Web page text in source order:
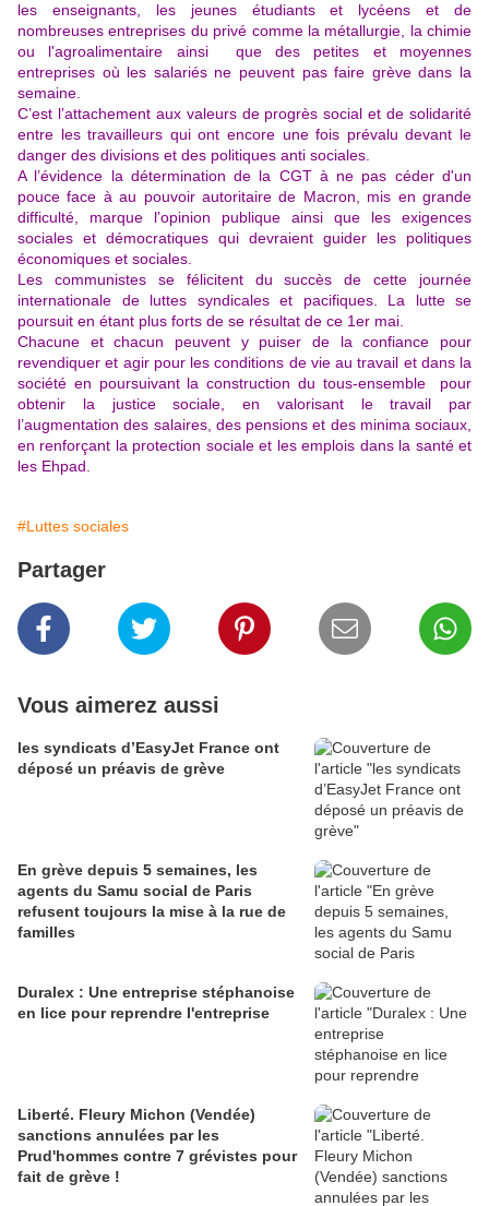
les enseignants, les jeunes étudiants et lycéens et de
nombreuses entreprises du privé comme la métallurgie, la chimie
ou l'agroalimentaire ainsi que des petites et moyennes
entreprises où les salariés ne peuvent pas faire grève dans la
semaine.
C’est l’attachement aux valeurs de progrès social et de solidarité
entre les travailleurs qui ont encore une fois prévalu devant le
danger des divisions et des politiques anti sociales.
A l’évidence la détermination de la CGT à ne pas céder d'un
pouce face à au pouvoir autoritaire de Macron, mis en grande
difficulté, marque l’opinion publique ainsi que les exigences
sociales et démocratiques qui devraient guider les politiques
économiques et sociales.
Les communistes se félicitent du succès de cette journée
internationale de luttes syndicales et pacifiques. La lutte se
poursuit en étant plus forts de se résultat de ce 1er mai.
Chacune et chacun peuvent y puiser de la confiance pour
revendiquer et agir pour les conditions de vie au travail et dans la
société en poursuivant la construction du tous-ensemble pour
obtenir la justice sociale, en valorisant le travail par
l’augmentation des salaires, des pensions et des minima sociaux,
en renforçant la protection sociale et les emplois dans la santé et
les Ehpad.
#Luttes sociales
Partager
Vous aimerez aussi
les syndicats d’EasyJet France ont
déposé un préavis de grève
En grève depuis 5 semaines, les
agents du Samu social de Paris
refusent toujours la mise à la rue de
familles
Duralex : Une entreprise stéphanoise
en lice pour reprendre l'entreprise
Liberté. Fleury Michon (Vendée)
sanctions annulées par les
Prud'hommes contre 7 grévistes pour
fait de grève !